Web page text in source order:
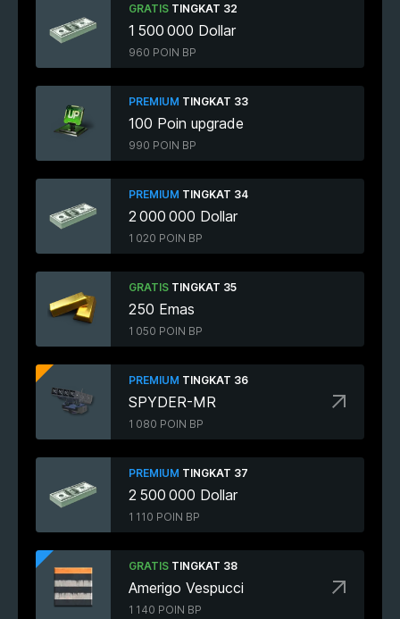
GRATIS TINGKAT 32
1 500 000 Dollar
960 POIN BP
PREMIUM TINGKAT 33
100 Poin upgrade
990 POIN BP
PREMIUM TINGKAT 34
2 000 000 Dollar
1 020 POIN BP
GRATIS TINGKAT 35
250 Emas
1 050 POIN BP
PREMIUM TINGKAT 36
SPYDER-MR
1 080 POIN BP
PREMIUM TINGKAT 37
2 500 000 Dollar
1 110 POIN BP
GRATIS TINGKAT 38
Amerigo Vespucci
1 140 POIN BP